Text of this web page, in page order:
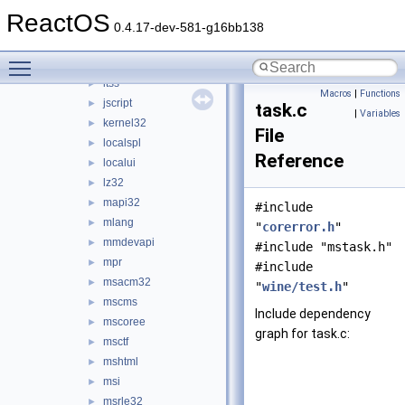
ReactOS 0.4.17-dev-581-g16bb138
► inetcomm
► itss
► jscript
► kernel32
► localspl
► localui
► lz32
► mapi32
► mlang
► mmdevapi
► mpr
► msacm32
► mscms
► mscoree
► msctf
► mshtml
► msi
► msrle32
Macros | Functions
| Variables
task.c
File
Reference
#include
"corerror.h"
#include "mstask.h"
#include
"wine/test.h"
Include dependency
graph for task.c: